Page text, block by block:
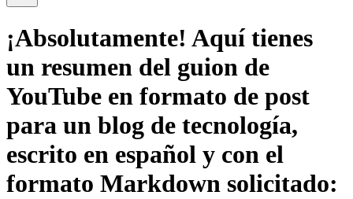
¡Absolutamente! Aquí tienes
un resumen del guion de
YouTube en formato de post
para un blog de tecnología,
escrito en español y con el
formato Markdown solicitado: